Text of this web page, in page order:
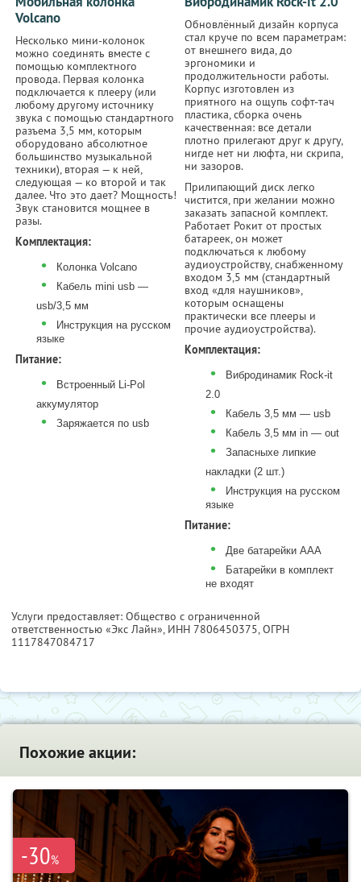
Volcano
Несколько мини-колонок
можно соединять вместе с
помощью комплектного
провода. Первая колонка
подключается к плееру (или
любому другому источнику
звука с помощью стандартного
разъема 3,5 мм, которым
оборудовано абсолютное
большинство музыкальной
техники), вторая — к ней,
следующая — ко второй и так
далее. Что это дает? Мощность!
Звук становится мощнее в
разы.
Комплектация:
• Колонка Volcano
•
Кабель mini usb —
usb/3,5 мм
•
Инструкция на русском
языке
Питание:
•
Встроенный Li-Pol
аккумулятор
• Заряжается по usb
Обновлённый дизайн корпуса
стал круче по всем параметрам:
от внешнего вида, до
эргономики и
продолжительности работы.
Корпус изготовлен из
приятного на ощупь софт-тач
пластика, сборка очень
качественная: все детали
плотно прилегают друг к другу,
нигде нет ни люфта, ни скрипа,
ни зазоров.
Прилипающий диск легко
чистится, при желании можно
заказать запасной комплект.
Работает Рокит от простых
батареек, он может
подключаться к любому
аудиоустройству, снабженному
входом 3,5 мм (стандартный
вход «для наушников»,
которым оснащены
практически все плееры и
прочие аудиоустройства).
Комплектация:
•
Вибродинамик Rock-it
2.0
• Кабель 3,5 мм — usb
• Кабель 3,5 мм in — out
•
Запасныхе липкие
накладки (2 шт.)
•
Инструкция на русском
языке
Питание:
• Две батарейки ААА
•
Батарейки в комплект
не входят
Услуги предоставляет: Общество с ограниченной
ответственностью «Экс Лайн», ИНН 7806450375, ОГРН
1117847084717
Похожие акции:
-30%